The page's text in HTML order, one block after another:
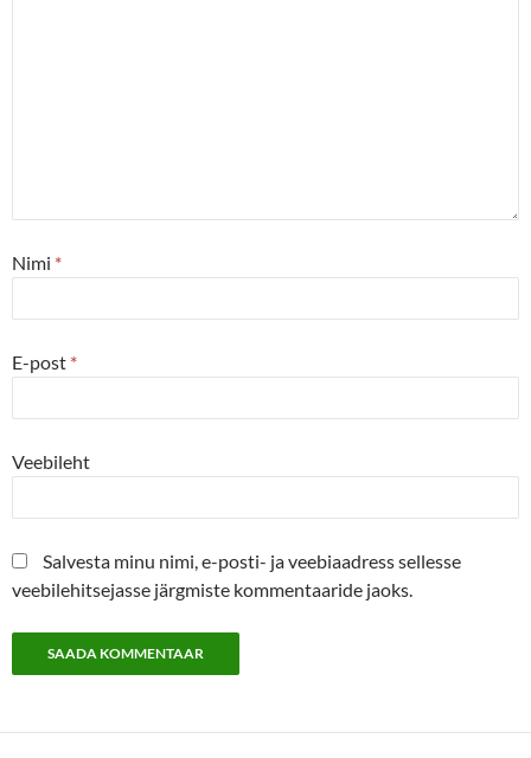
Nimi *
E-post *
Veebileht
Salvesta minu nimi, e-posti- ja veebiaadress sellesse
veebilehitsejasse järgmiste kommentaaride jaoks.